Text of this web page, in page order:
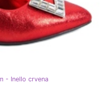
- Inello crvena